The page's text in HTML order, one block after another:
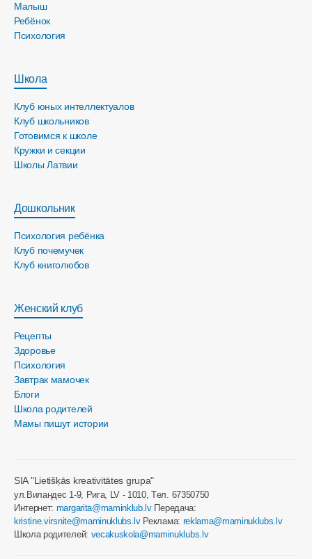
Малыш
Ребёнок
Психология
Школа
Клуб юных интеллектуалов
Клуб школьников
Готовимся к школе
Кружки и секции
Школы Латвии
Дошкольник
Психология ребёнка
Клуб почемучек
Клуб книголюбов
Женский клуб
Рецепты
Здоровье
Психология
Завтрак мамочек
Блоги
Школа родителей
Мамы пишут истории
SIA "Lietišķās kreativitātes grupa"
ул.Виландес 1-9, Рига, LV - 1010, Tел. 67350750
Интернет: margarita@maminklub.lvПередача:
kristine.virsnite@maminuklubs.lvРеклама: reklama@maminuklubs.lv
Школа родителей: vecakuskola@maminuklubs.lv